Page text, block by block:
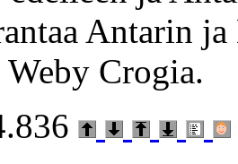
Antarin
Weby Crogia.